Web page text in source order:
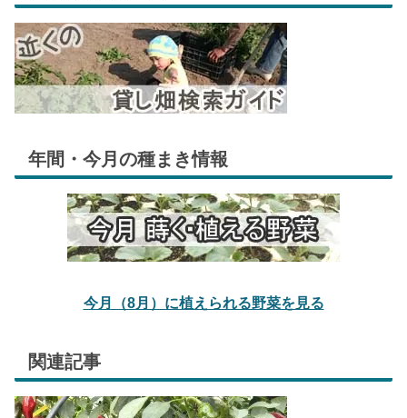
年間・今月の種まき情報
今月（8月）に植えられる野菜を見る
関連記事